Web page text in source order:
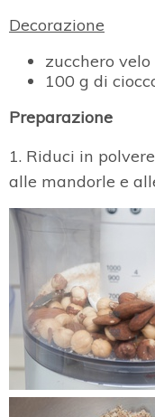
Decorazione
zucchero velo
100 g di
Preparazione
1. Riduci in
alle mandorle e